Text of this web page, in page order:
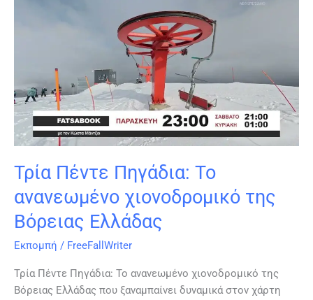
Τρία Πέντε Πηγάδια: Το
ανανεωμένο χιονοδρομικό της
Βόρειας Ελλάδας
Εκπομπή / FreeFallWriter
Τρία Πέντε Πηγάδια: Το ανανεωμένο χιονοδρομικό της
Βόρειας Ελλάδας που ξαναμπαίνει δυναμικά στον χάρτη
χιονοδρομικό
της
Βόρειας
Ελλάδας